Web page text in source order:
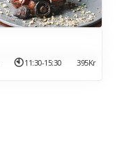
11:30-15:30 395Kr